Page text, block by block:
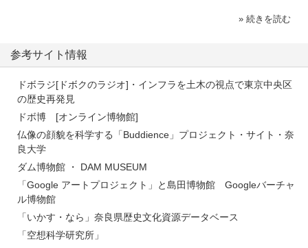
» 続きを読む
参考サイト情報
ドボラジ[ドボクのラジオ]・インフラを土木の視点で東京中央区
の歴史再発見
ドボ博 [オンライン博物館]
仏像の顔貌を科学する「Buddience」プロジェクト・サイト・奈
良大学
ダム博物館 ・ DAM MUSEUM
「Google アートプロジェクト」と島田博物館 Googleバーチャ
ル博物館
「いかす・なら」奈良県歴史文化資源データベース
「空想科学研究所」